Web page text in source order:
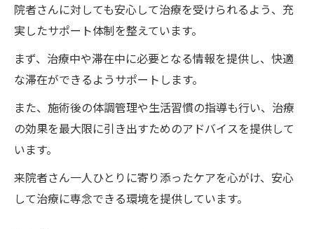
院者さんに対しても安心して治療を受けられるよう、充
実したサポート体制を整えています。
まず、治療中や滞在中に必要となる情報を提供し、快適
な滞在ができるようサポートします。
また、施術後の体調管理や生活習慣の指導も行い、治療
の効果を最大限に引き出すためのアドバイスを提供して
います。
来院者さん一人ひとりに寄り添ったケアを心がけ、安心
して治療に専念できる環境を提供しています。